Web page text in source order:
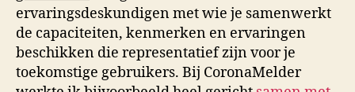
ervaringsdeskundigen met wie je samenwerkt
de capaciteiten, kenmerken en ervaringen
beschikken die representatief zijn voor je
toekomstige gebruikers. Bij CoronaMelder